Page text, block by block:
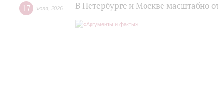
17 июля 2026 В Петербурге и Москве масштабно